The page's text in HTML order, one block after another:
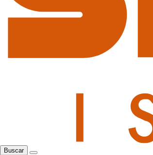
Buscar